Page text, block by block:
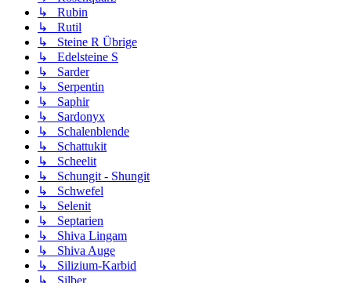
↳ Rubin
↳ Rutil
↳ Steine R Übrige
↳ Edelsteine S
↳ Sarder
↳ Serpentin
↳ Saphir
↳ Sardonyx
↳ Schalenblende
↳ Schattukit
↳ Scheelit
↳ Schungit - Shungit
↳ Schwefel
↳ Selenit
↳ Septarien
↳ Shiva Lingam
↳ Shiva Auge
↳ Silizium-Karbid
↳ Silber